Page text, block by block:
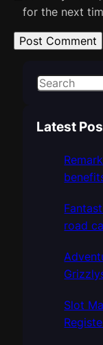
for the next
S
r
Latest
road
Slot